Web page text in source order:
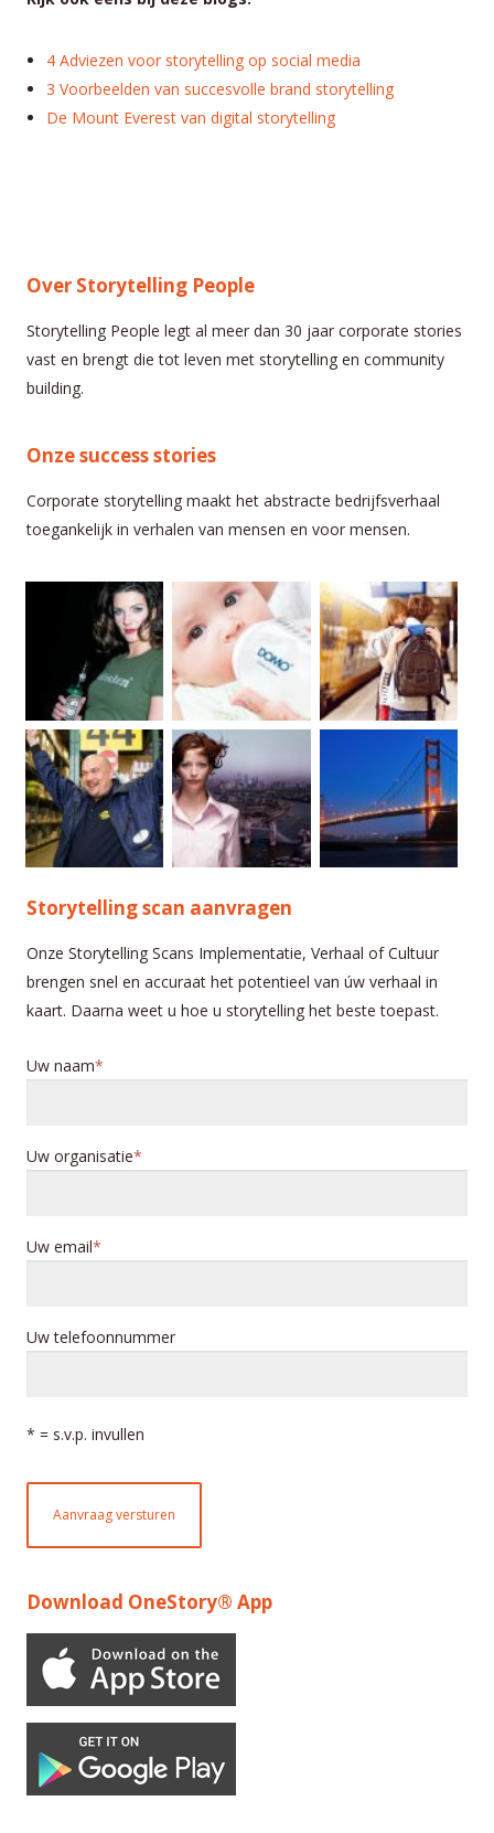
4 Adviezen voor storytelling op social media
3 Voorbeelden van succesvolle brand storytelling
De Mount Everest van digital storytelling
Over Storytelling People
Storytelling People legt al meer dan 30 jaar corporate stories
vast en brengt die tot leven met storytelling en community
building.
Onze success stories
Corporate storytelling maakt het abstracte bedrijfsverhaal
toegankelijk in verhalen van mensen en voor mensen.
Storytelling scan aanvragen
Onze Storytelling Scans Implementatie, Verhaal of Cultuur
brengen snel en accuraat het potentieel van úw verhaal in
kaart. Daarna weet u hoe u storytelling het beste toepast.
Uw naam
Uw organisatie
Uw email
Uw telefoonnummer
* = s.v.p. invullen
Aanvraag versturen
Download OneStory® App